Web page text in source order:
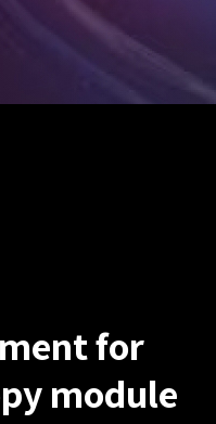
for
module